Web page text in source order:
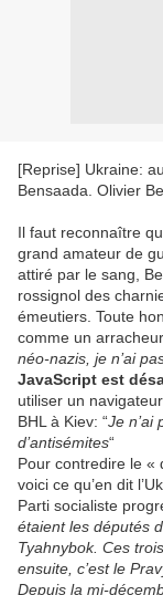
[Reprise] Ukraine:
Bensaada. Olivier
Il faut reconnaître
grand amateur de
attiré par le sang,
rossignol des
émeutiers. Toute
comme un
néo-nazis, je n’ai
JavaScript est
utiliser un
BHL à Kiev: “Je n’ai
d’antisémites“
Pour contredire le «
voici ce qu’en dit
Parti socialiste
étaient les députés
Tyahnybok. Ces
ensuite, c’est le
Depuis la mi-